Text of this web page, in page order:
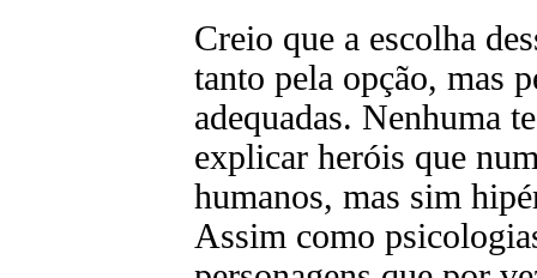
Creio que a escolha
tanto pela opção, mas
adequadas. Nenhuma
explicar heróis que
humanos, mas sim
Assim como